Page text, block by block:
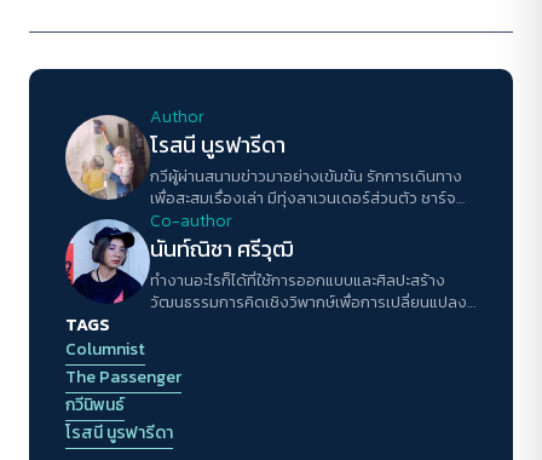
Author
โรสนี นูรฟารีดา
กวีผู้ผ่านสนามข่าวมาอย่างเข้มข้น รักการเดินทาง
เพื่อสะสมเรื่องเล่า มีทุ่งลาเวนเดอร์ส่วนตัว ชาร์จ
พลังชีวิตด้วยการกอดและไอศกรีม
Co-author
นันท์ณิชา ศรีวุฒิ
ทำงานอะไรก็ได้ที่ใช้การออกแบบและศิลปะสร้าง
วัฒนธรรมการคิดเชิงวิพากษ์เพื่อการเปลี่ยนแปลง
TAGS
Columnist
The Passenger
กวีนิพนธ์
โรสนี นูรฟารีดา